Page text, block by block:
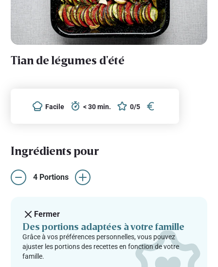
Tian de légumes d'été
Facile < 30 min. 0/5
Ingrédients pour
4 Portions
Fermer
Des portions adaptées à votre famille
Grâce à vos préférences personnelles, vous pouvez
ajuster les portions des recettes en fonction de votre
famille.